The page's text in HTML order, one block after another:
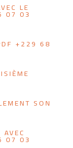
LE
07 03
+229 68
SON
07 03